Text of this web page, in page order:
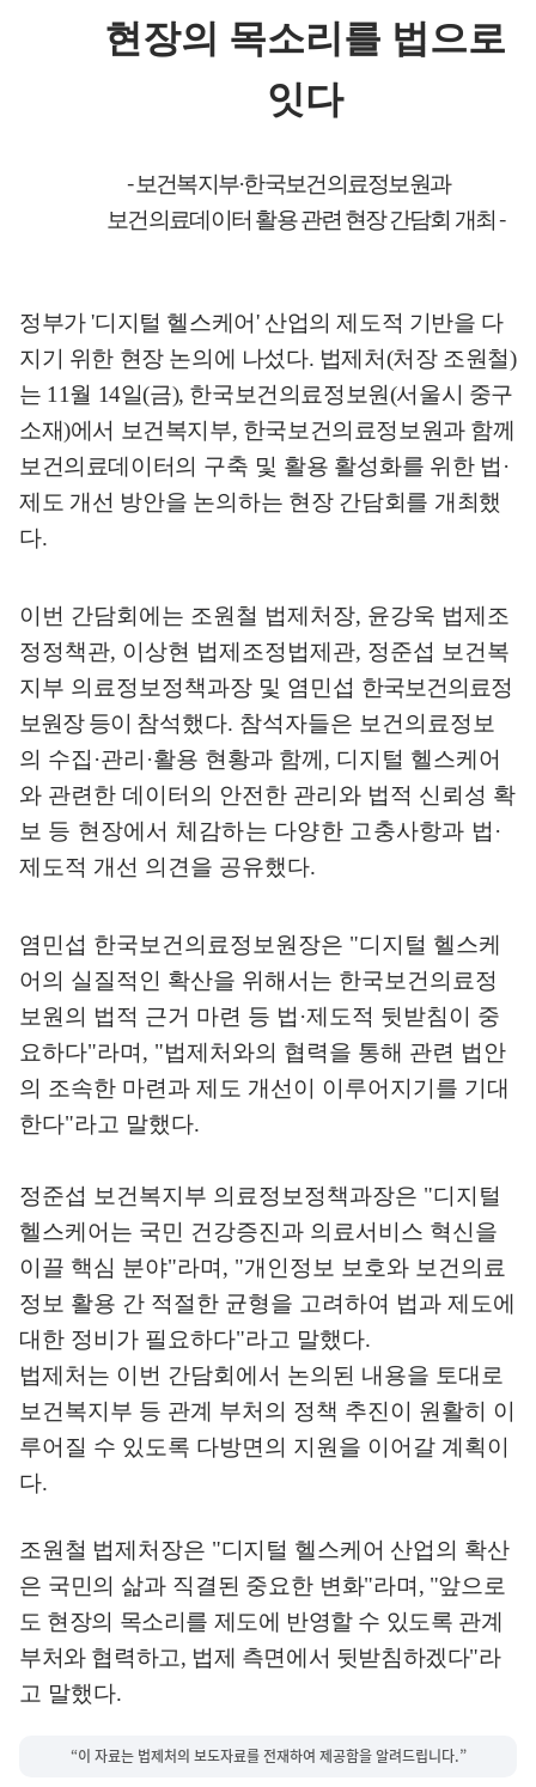
현장의 목소리를 법으로
잇다
-보건복지부·한국보건의료정보원과
보건의료데이터 활용 관련 현장 간담회 개최-
정부가'디지털 헬스케어' 산업의 제도적 기반을 다
지기 위한 현장 논의에 나섰다. 법제처(처장 조원철)
는 11월 14일(금), 한국보건의료정보원(서울시 중구
소재)에서 보건복지부, 한국보건의료정보원과 함께
보건의료데이터의 구축 및 활용 활성화를 위한 법·
제도 개선 방안을 논의하는 현장 간담회를 개최했
다.
이번 간담회에는 조원철 법제처장, 윤강욱 법제조
정정책관, 이상현 법제조정법제관, 정준섭 보건복
지부 의료정보정책과장 및 염민섭 한국보건의료정
보원장 등이 참석했다. 참석자들은 보건의료정보
의 수집·관리·활용 현황과 함께, 디지털 헬스케어
와 관련한 데이터의 안전한 관리와 법적 신뢰성 확
보 등 현장에서 체감하는 다양한 고충사항과 법·
제도적 개선 의견을 공유했다.
염민섭 한국보건의료정보원장은 "디지털 헬스케
어의 실질적인 확산을 위해서는 한국보건의료정
보원의 법적 근거 마련 등 법·제도적 뒷받침이 중
요하다"라며, "법제처와의 협력을 통해 관련 법안
의 조속한 마련과 제도 개선이 이루어지기를 기대
한다"라고 말했다.
정준섭 보건복지부 의료정보정책과장은 "디지털
헬스케어는 국민 건강증진과 의료서비스 혁신을
이끌 핵심 분야"라며, "개인정보 보호와 보건의료
정보 활용 간 적절한 균형을 고려하여 법과 제도에
대한 정비가 필요하다"라고 말했다.
법제처는 이번 간담회에서 논의된 내용을 토대로
보건복지부 등 관계 부처의 정책 추진이 원활히 이
루어질 수 있도록 다방면의 지원을 이어갈 계획이
다.
조원철 법제처장은 "디지털 헬스케어 산업의 확산
은 국민의 삶과 직결된 중요한 변화"라며, "앞으로
도 현장의 목소리를 제도에 반영할 수 있도록 관계
부처와 협력하고, 법제 측면에서 뒷받침하겠다"라
고 말했다.
“이 자료는 법제처의 보도자료를 전재하여 제공함을 알려드립니다.”